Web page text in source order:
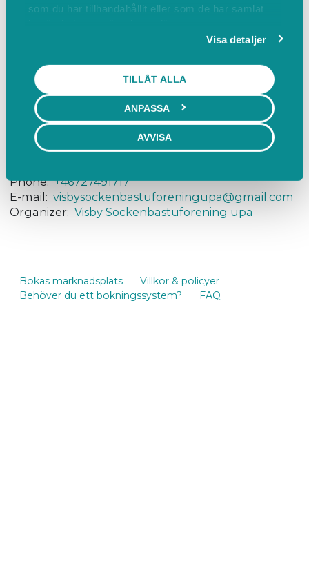
som du har tillhandahållit eller som de har samlat
Visa detaljer
TILLÅT ALLA
ANPASSA
AVVISA
- Ingen alkoholförtäring inom bastulokalerna.
Find us
Kallis Visby, Strandgatan 2, Visby, Sverige
Phone: +46727491717
E-mail: visbysockenbastuforeningupa@gmail.com
Organizer: Visby Sockenbastuförening upa
Bokas marknadsplats
Villkor & policyer
Behöver du ett bokningssystem?
FAQ